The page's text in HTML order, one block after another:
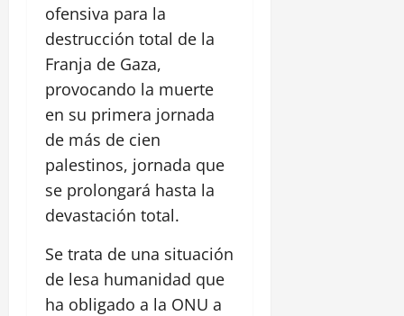
ofensiva para la
destrucción total de la
Franja de Gaza,
provocando la muerte
en su primera jornada
de más de cien
palestinos, jornada que
se prolongará hasta la
devastación total.
Se trata de una situación
de lesa humanidad que
ha obligado a la ONU a